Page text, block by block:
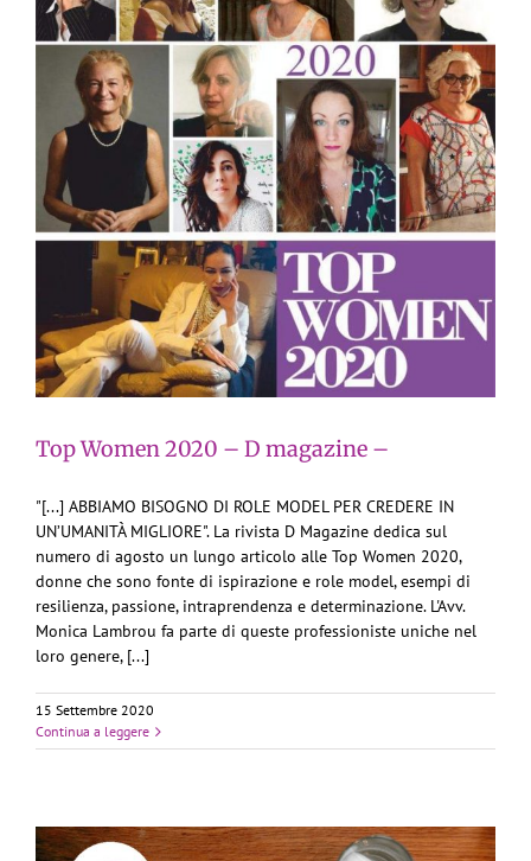
Top Women 2020 – D magazine –
"[...] ABBIAMO BISOGNO DI ROLE MODEL PER CREDERE IN
UN’UMANITÀ MIGLIORE". La rivista D Magazine dedica sul
numero di agosto un lungo articolo alle Top Women 2020,
donne che sono fonte di ispirazione e role model, esempi di
resilienza, passione, intraprendenza e determinazione. L'Avv.
Monica Lambrou fa parte di queste professioniste uniche nel
loro genere, [...]
15 Settembre 2020
Continua a leggere